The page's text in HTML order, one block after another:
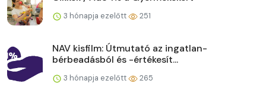
3 hónapja ezelőtt 251
NAV kisfilm: Útmutató az ingatlan-
bérbeadásból és -értékesít...
3 hónapja ezelőtt 265